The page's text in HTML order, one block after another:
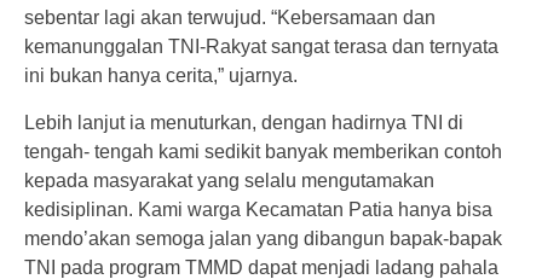
sebentar lagi akan terwujud. “Kebersamaan dan
kemanunggalan TNI-Rakyat sangat terasa dan ternyata
ini bukan hanya cerita,” ujarnya.
Lebih lanjut ia menuturkan, dengan hadirnya TNI di
tengah- tengah kami sedikit banyak memberikan contoh
kepada masyarakat yang selalu mengutamakan
kedisiplinan. Kami warga Kecamatan Patia hanya bisa
mendo’akan semoga jalan yang dibangun bapak-bapak
TNI pada program TMMD dapat menjadi ladang pahala